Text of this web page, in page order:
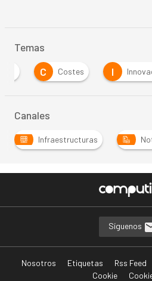
Temas
C Costes I
Canales
Infraestructuras
Síguenos
Nosotros Etiquetas Rss Feed
Cookie